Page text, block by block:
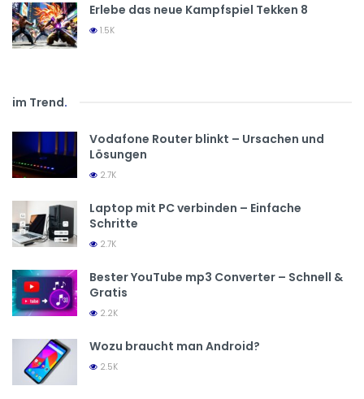
Erlebe das neue Kampfspiel Tekken 8
1.5K
im Trend.
Vodafone Router blinkt – Ursachen und
Lösungen
2.7K
Laptop mit PC verbinden – Einfache
Schritte
2.7K
Bester YouTube mp3 Converter – Schnell &
Gratis
2.2K
Wozu braucht man Android?
2.5K